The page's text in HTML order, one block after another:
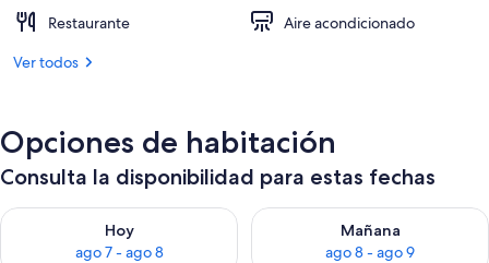
Vista desde la propiedad
Restaurante
Aire acondicionado
Ver todos
Opciones de habitación
Consulta la disponibilidad para estas fechas
Hoy
ago 7 - ago 8
Consulta la disponibilidad para hoy ago 7 - ago 8
Mañana
ago 8 - ago 9
Consulta la disponibilidad